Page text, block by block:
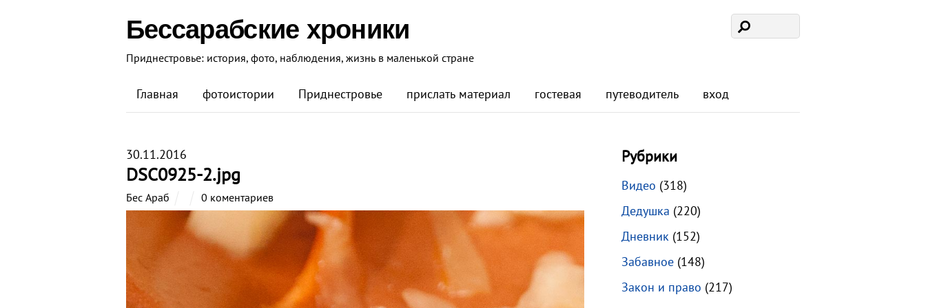
Бессарабские хроники
Приднестровье: история, фото, наблюдения, жизнь в маленькой стране
Главная фотоистории Приднестровье прислать материал гостевая путеводитель вход
30.11.2016
DSC0925-2.jpg
Бес Араб 0 коментариев
Рубрики
Видео (318)
Дедушка (220)
Дневник(152)
Забавное(148)
Закон и право (217)